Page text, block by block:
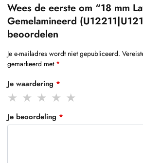
Wees de eerste om “18 mm
Gemelamineerd
beoordelen
Je e-mailadres wordt niet gepubliceerd.
gemarkeerd met *
Je waardering *
Je beoordeling *